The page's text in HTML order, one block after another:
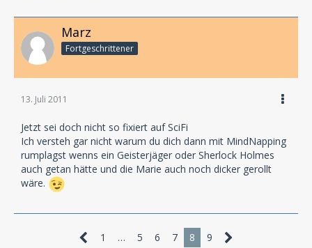
Marz
Fortgeschrittener
13. Juli 2011
Jetzt sei doch nicht so fixiert auf SciFi
Ich versteh gar nicht warum du dich dann mit MindNapping
rumplagst wenns ein Geisterjäger oder Sherlock Holmes
auch getan hätte und die Marie auch noch dicker gerollt
wäre.
1 … 5 6 7 8 9